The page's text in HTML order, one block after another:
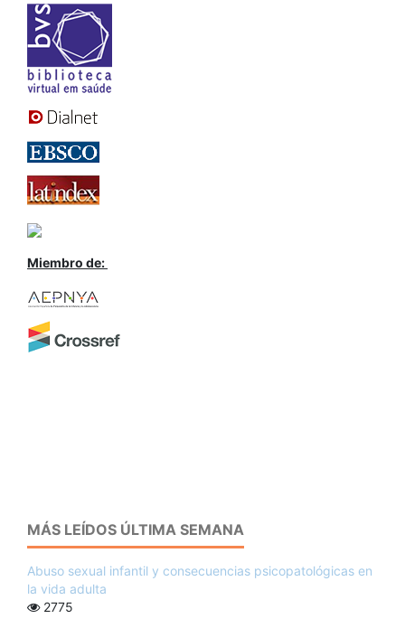
Miembro de:
MÁS LEÍDOS ÚLTIMA SEMANA
Abuso sexual infantil y consecuencias psicopatológicas en
la vida adulta
2775